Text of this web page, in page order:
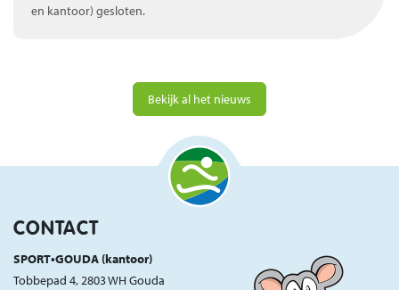
en kantoor) gesloten.
Bekijk al het nieuws
CONTACT
SPORT•GOUDA (kantoor)
Tobbepad 4, 2803 WH Gouda